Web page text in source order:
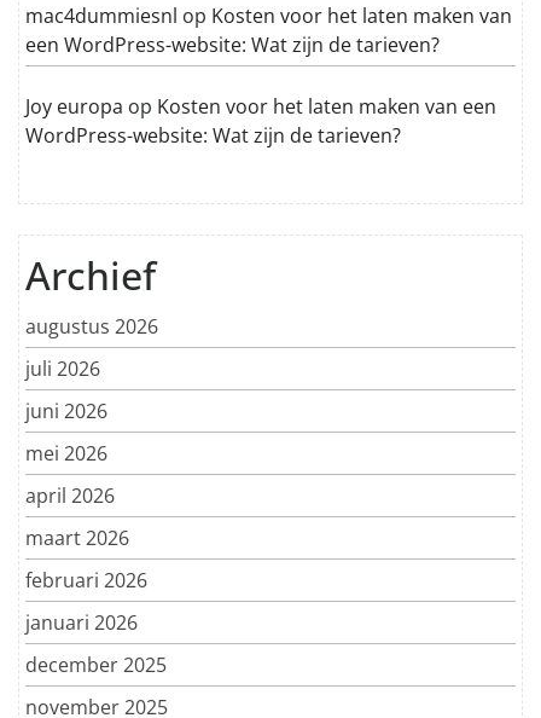
mac4dummiesnl op Kosten voor het laten maken van
een WordPress-website: Wat zijn de tarieven?
Joy europa op Kosten voor het laten maken van een
WordPress-website: Wat zijn de tarieven?
Archief
augustus 2026
juli 2026
juni 2026
mei 2026
april 2026
maart 2026
februari 2026
januari 2026
december 2025
november 2025